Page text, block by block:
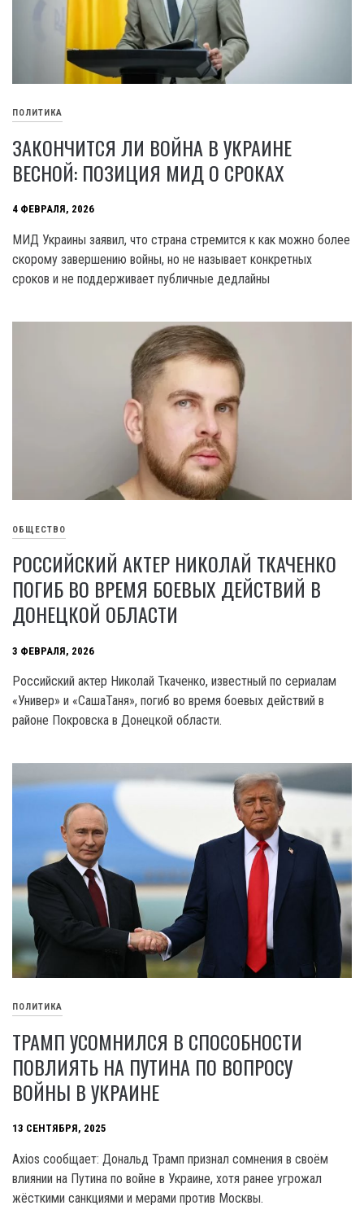
ПОЛИТИКА
ЗАКОНЧИТСЯ ЛИ ВОЙНА В УКРАИНЕ
ВЕСНОЙ: ПОЗИЦИЯ МИД О СРОКАХ
4 ФЕВРАЛЯ, 2026
МИД Украины заявил, что страна стремится к как можно более
скорому завершению войны, но не называет конкретных
сроков и не поддерживает публичные дедлайны
ОБЩЕСТВО
РОССИЙСКИЙ АКТЕР НИКОЛАЙ ТКАЧЕНКО
ПОГИБ ВО ВРЕМЯ БОЕВЫХ ДЕЙСТВИЙ В
ДОНЕЦКОЙ ОБЛАСТИ
3 ФЕВРАЛЯ, 2026
Российский актер Николай Ткаченко, известный по сериалам
«Универ» и «СашаТаня», погиб во время боевых действий в
районе Покровска в Донецкой области.
ПОЛИТИКА
ТРАМП УСОМНИЛСЯ В СПОСОБНОСТИ
ПОВЛИЯТЬ НА ПУТИНА ПО ВОПРОСУ
ВОЙНЫ В УКРАИНЕ
13 СЕНТЯБРЯ, 2025
Axios сообщает: Дональд Трамп признал сомнения в своём
влиянии на Путина по войне в Украине, хотя ранее угрожал
жёсткими санкциями и мерами против Москвы.